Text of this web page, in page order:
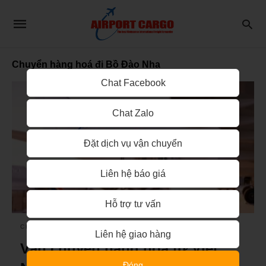
Chuyển hàng hoá đi Bồ Đào Nha
CHUYỂN PHÁT NHANH QUỐC TẾ
Vận chuyển hàng hoá từ Việt
Chat Facebook
Chat Zalo
Đặt dịch vụ vận chuyển
Liên hệ báo giá
Hỗ trợ tư vấn
Liên hệ giao hàng